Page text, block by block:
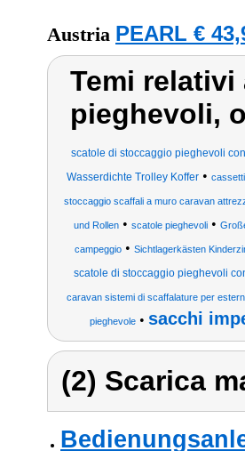
Austria PEARL €
Temi
pieghevoli,
scatole di stoccaggio pieghevoli
Wasserdichte Trolley Koffer •
stoccaggio scaffali a muro caravan
und Rollen• scatole pieghevoli•
campeggio• Sichtlagerkästen
scatole di stoccaggio pieghevoli
caravan sistemi di scaffalature per
pieghevole• sacchi
(2) Scarica